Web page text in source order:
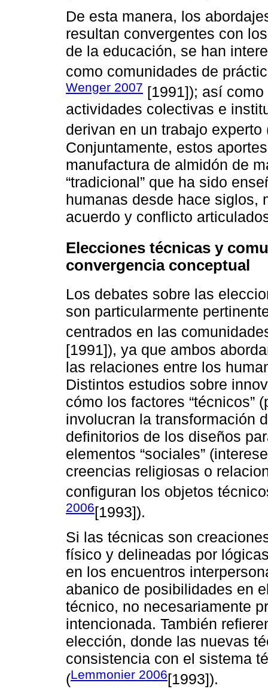
De esta manera, los
resultan convergentes con
de la educación, se han
como comunidades de
Wenger 2007 [1991]); así
actividades colectivas e
derivan en un trabajo experto
Conjuntamente, estos
manufactura de almidón de
“tradicional” que ha sido
humanas desde hace siglos,
acuerdo y conflicto
Elecciones técnicas y
convergencia conceptual
Los debates sobre las
son particularmente
centrados en las
[1991]), ya que ambos
las relaciones entre los
Distintos estudios sobre
cómo los factores “técnicos”
involucran la transformación
definitorios de los diseños
elementos “sociales”
creencias religiosas o
configuran los objetos
2006[1993]).
Si las técnicas son
físico y delineadas por
en los encuentros
abanico de posibilidades en
técnico, no necesariamente
intencionada. También
elección, donde las nuevas
consistencia con el sistema
(Lemmonier 2006[1993]).